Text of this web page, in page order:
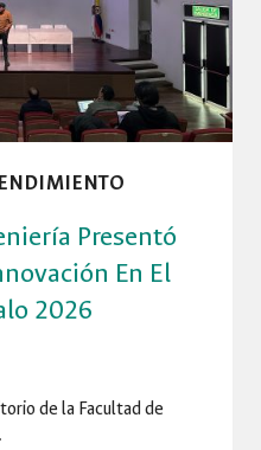
Presentó
En El
2026
de la Facultad de